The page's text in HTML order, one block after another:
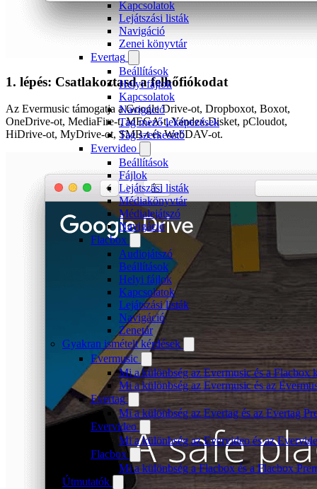
Kapcsolatok
Lejátszási listák
Navigáció
Zenei könyvtár
Evertag
Beállítások
Helyi fájlok
Kapcsolatok
Navigáció
Tag mező leképezések
Tag szerkesztő
Evervideo
Beállítások
Fájlok
Lejátszási listák
Médiakönyvtár
Médialejátszó
Navigáció
Flacbox
Audiojátszó
Beállítások
Helyi fájlok
Kapcsolatok
Lejátszási listák
Navigáció
Zenetár
Gyakran ismételt kérdések
Evermusic
Mi a különbség az Evermusic és a Flacbox
Mi a különbség az Evermusic és az
Evertag
Mi a különbség az Evertag és az Evertag
Evervideo
Mi a különbség az Evervideo és az
Flacbox
Mi a különbség a Flacbox és a Flacbox
Útmutatók
1. lépés: Csatlakoztasd a felhőfiókodat
Az Evermusic támogatja a Google Drive-ot, Dropboxot, Boxot,
OneDrive-ot, MediaFire-t, MEGA-t, Yandex.Disket, pCloudot,
HiDrive-ot, MyDrive-ot, SMB-t és WebDAV-ot.